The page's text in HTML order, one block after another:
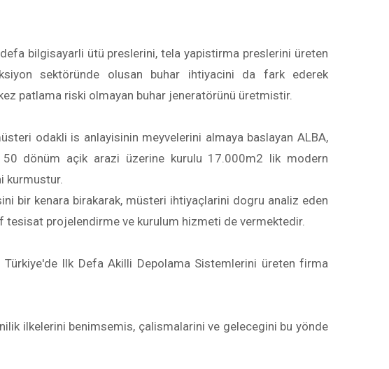
bilgisayarli ütü preslerini, tela yapistirma preslerini üreten
sektöründe olusan buhar ihtiyacini da fark ederek
patlama riski olmayan buhar jeneratörünü üretmistir.
odakli is anlayisinin meyvelerini almaya baslayan ALBA,
dönüm açik arazi üzerine kurulu 17.000m2 lik modern
kurmustur.
bir kenara birakarak, müsteri ihtiyaçlarini dogru analiz eden
tesisat projelendirme ve kurulum hizmeti de vermektedir.
Ilk Defa Akilli Depolama Sistemlerini üreten firma
ilkelerini benimsemis, çalismalarini ve gelecegini bu yönde